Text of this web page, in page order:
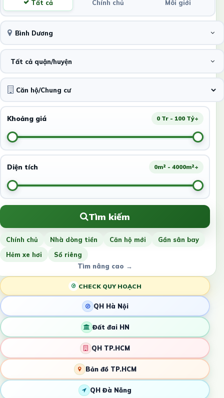
Tất cả Chính chủ Môi giới
Bình Dương
Tất cả quận/huyện
Khoảng giá 0 Tr - 100 Tỷ+
Diện tích 0m² - 4000m²+
Tìm kiếm
Chính chủ Nhà dòng tiền Căn hộ mới
Gần sân bay
Hẻm xe hơi
Sổ riêng
Tìm nâng cao →
CHECK QUY HOẠCH
QH Hà Nội
Đất đai HN
QH TP.HCM
Bản đồ TP.HCM
QH Đà Nẵng